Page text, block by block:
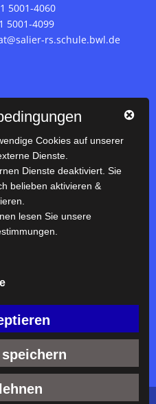
5001-4060
5001-4099
rs.schule.bwl.de
Cookies auf unserer
Dienste.
Dienste deaktiviert. Sie
belieben aktivieren &
lesen Sie unsere